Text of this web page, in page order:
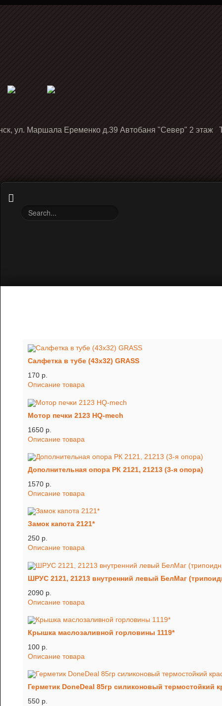
ул. Маршала Еременко д.39 Автобаня "Север" 2 этаж
Салфетка в тубе (43х32) GRASS
170 p.
Описание товара
Мотор печки 2123 HQ-mech
1650 p.
Описание товара
Дополнительная опора РК 2121, 21213 (3-я опора)
1570 p.
Описание товара
Замок капота 2121*
250 p.
Описание товара
ШРУС 2121, 21213 внутренний левый БелМаг
2090 p.
Описание товара
Крышка маслозаливной горловины 1119*
100 p.
Описание товара
Герметик DoneDeal 85гр силиконовый термостойкий
550 p.